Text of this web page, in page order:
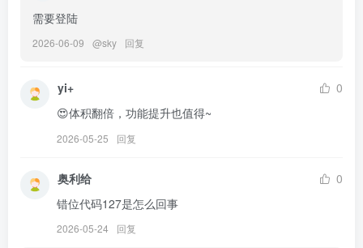
需要登陆
2026-06-09 @sky 回复
yi+
0
😍体积翻倍，功能提升也值得~
2026-05-25 回复
奥利给
0
错位代码127是怎么回事
2026-05-24 回复